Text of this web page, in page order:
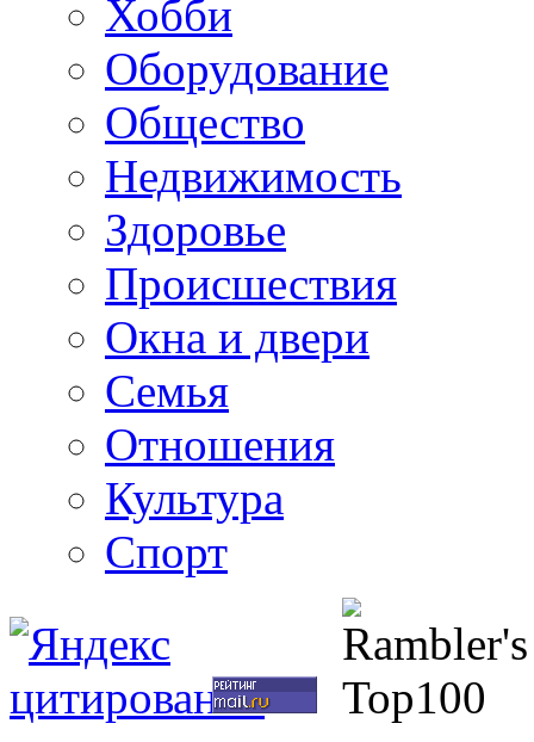
Хобби
Оборудование
Общество
Недвижимость
Здоровье
Происшествия
Окна и двери
Семья
Отношения
Культура
Спорт